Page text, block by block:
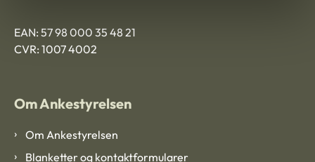
EAN: 57 98 000 35 48 21
CVR: 1007 4002
Om Ankestyrelsen
Om Ankestyrelsen
Blanketter og kontaktformularer